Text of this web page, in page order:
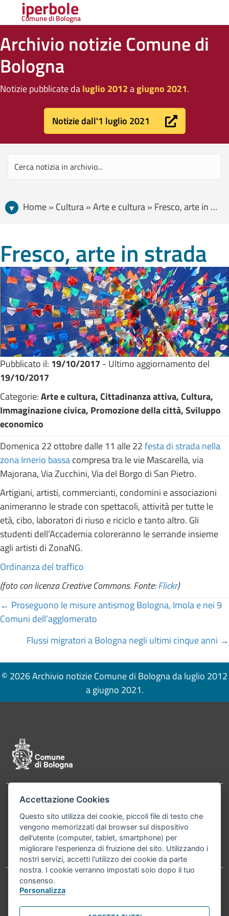
iperbole
Comune di Bologna
Archivio notizie Comune di
Bologna
Notizie pubblicate daluglio 2012agiugno 2021.
Notizie dall'1 luglio 2021
Home » Cultura » Arte e cultura » Fresco, arte in strada
Fresco, arte in strada
Pubblicato il: 19/10/2017 - Ultimo aggiornamento del
19/10/2017
Categorie:Arte e cultura, Cittadinanza attiva, Cultura,
Immaginazione civica, Promozione della città, Sviluppo
economico
Domenica 22 ottobre dalle 11 alle 22festa di strada nella
zona Irnerio bassacompresa tra le vie Mascarella, via
Majorana, Via Zucchini, Via del Borgo di San Pietro.
Artigiani, artisti, commercianti, condomini e associazioni
animeranno le strade con spettacoli, attività per tutte le
età, cibo, laboratori di riuso e riciclo e tanto altro. Gli
studenti dell’Accademia coloreranno le serrande insieme
agli artisti di ZonaNG.
Ordinanza del traffico
(foto con licenza Creative Commons. Fonte:Flickr)
Posts
navigation
← Proseguono le misure antismog Bologna, Imola e nei 9
Comuni dell’agglomerato
Flussi migratori a Bologna negli ultimi cinque anni →
© 2026 Archivio notizie Comune di Bologna da luglio 2012
a giugno 2021.
Contatti
Bologna P.Iva 01232710374 Cod. IBAN: IT 88 R
02008 02435 000020067156
Telefono:051203040
Accessibilità Carta dei valori
Informativa sul trattamento dei dati personali Note legali
Accettazione Cookies
Questo sito utilizza dei cookie, piccoli file di testo che
vengono memorizzati dal browser sul dispositivo
dell'utente (computer, tablet, smartphone) per
migliorare l'esperienza di fruizione del sito. Utilizzando i
nostri servizi, accetti l'utilizzo dei cookie da parte
nostra. I cookie verranno impostati solo dopo il tuo
consenso.
Personalizza